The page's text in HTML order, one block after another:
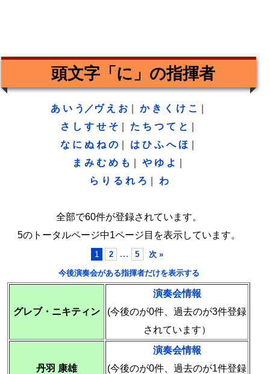
頭文字「に」の指揮者
あ い う／ヴ え お｜ か き く け こ
さ し す せ そ｜ た ち つ て と
な に ぬ ね の｜ は ひ ふ へ ほ
ま み む め も や ゆ よ
ら り る れ ろ わ
全部で60件が登録されています。
5のトータルページ中1ページ目を表示しています。
1 2 … 5 次 »
今後演奏会がある指揮者だけを表示する
グレブ・ニキティン
演奏会情報
(今後のが0件、過去のが3件登録
されています）
丹羽 康雄
演奏会情報
(今後のが0件、過去のが1件登録